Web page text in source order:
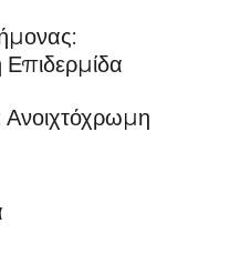
Ανοιχτόχρωμη